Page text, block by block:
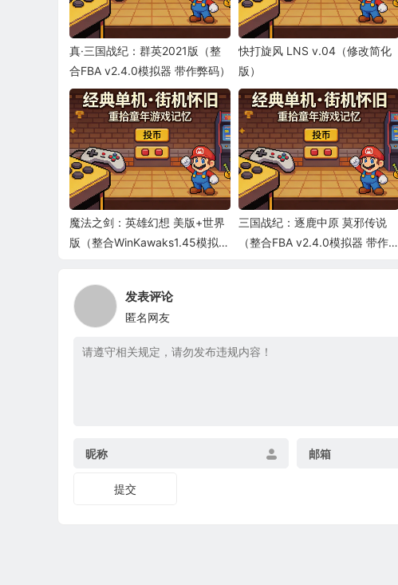
真·三国战纪：群英2021版（整
合FBA v2.4.0模拟器 带作弊码）
快打旋风 LNS v.04（修改简化
版）
魔法之剑：英雄幻想 美版+世界
版（整合WinKawaks1.45模拟器
三国战纪：逐鹿中原 莫邪传说
（整合FBA v2.4.0模拟器 带作弊
发表评论
匿名网友
昵称 邮箱
提交